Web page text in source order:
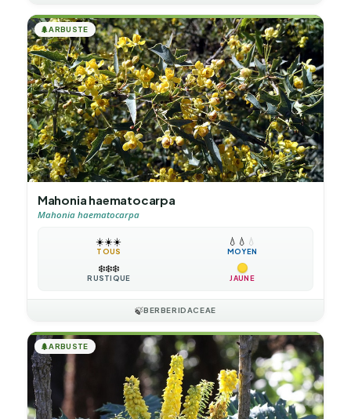
🌲ARBUSTE
Mahonia haematocarpa
Mahonia haematocarpa
☀️☀️☀️
TOUS
💧 💧 💧
MOYEN
❄️❄️❄️
RUSTIQUE JAUNE
🍃BERBERIDACEAE
🌲ARBUSTE